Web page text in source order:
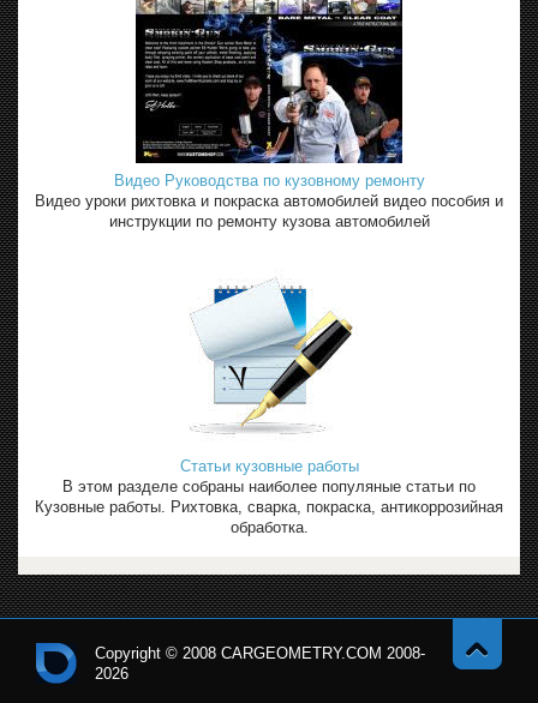
Видео Руководства по кузовному ремонту
Видео уроки рихтовка и покраска автомобилей видео пособия и
инструкции по ремонту кузова автомобилей
Статьи кузовные работы
В этом разделе собраны наиболее популяные статьи по
Кузовные работы. Рихтовка, сварка, покраска, антикоррозийная
обработка.
Copyright © 2008 CARGEOMETRY.COM 2008-
2026